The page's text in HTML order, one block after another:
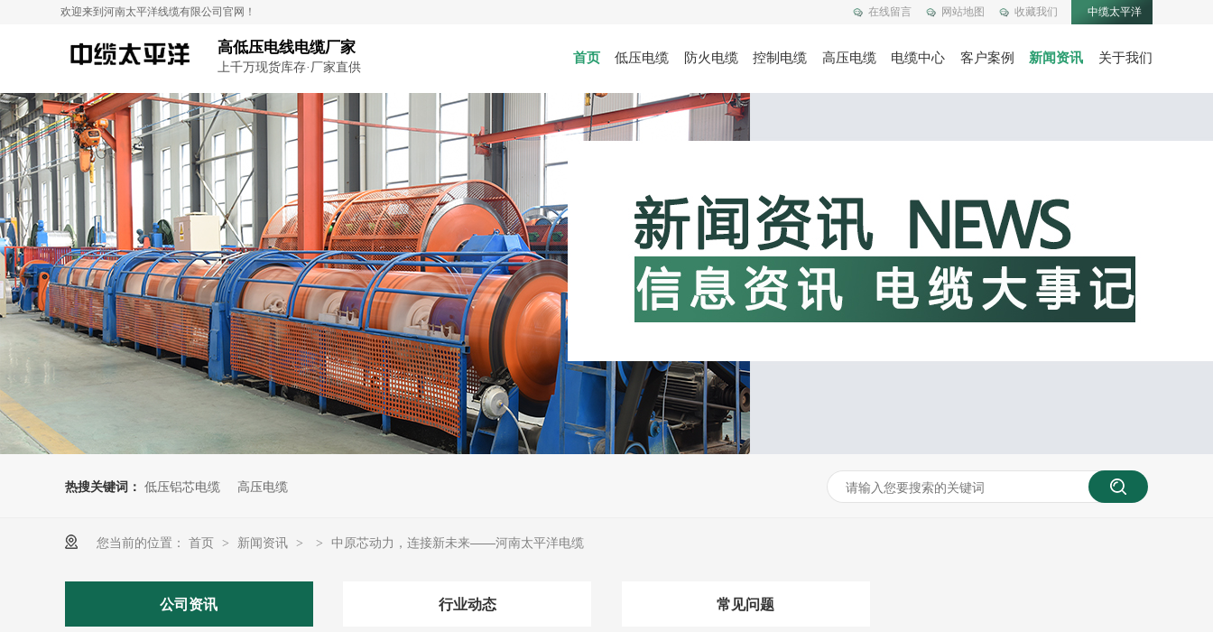
在线留言 网站地图 收藏我们 中缆太平洋
欢迎来到河南太平洋线缆有限公司官网！
高低压电线电缆厂家
上千万现货库存·厂家直供
首页 低压电缆 防火电缆 控制电缆 高压电缆 电缆中心 客户案例 新闻资讯 关于我们
热搜关键词： 低压铝芯电缆 高压电缆
您当前的位置： 首页 > 新闻资讯 > > 中原芯动力，连接新未来——河南太平洋电缆
公司资讯 行业动态 常见问题